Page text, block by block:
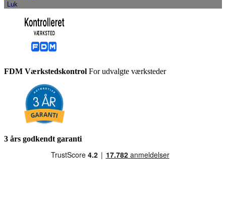
Luk
FDM Værkstedskontrol For udvalgte værksteder
3 års godkendt garanti